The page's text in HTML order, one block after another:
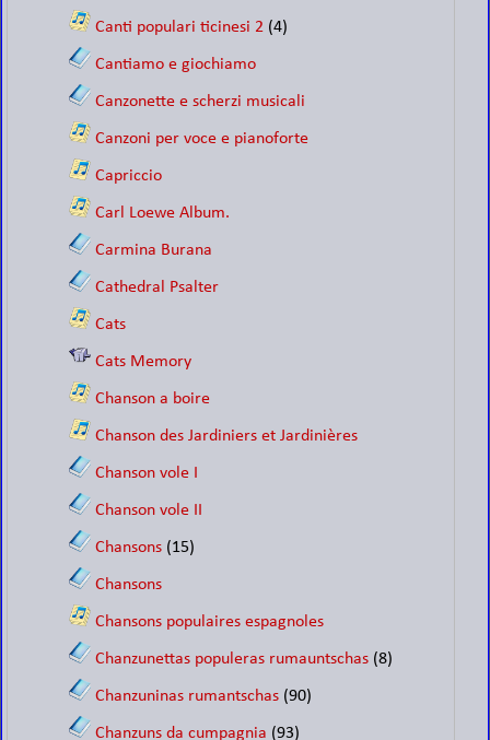
Canti populari ticinesi 2 (4)
Cantiamo e giochiamo
Canzonette e scherzi musicali
Canzoni per voce e pianoforte
Capriccio
Carl Loewe Album.
Carmina Burana
Cathedral Psalter
Cats
Cats Memory
Chanson a boire
Chanson des Jardiniers et Jardinières
Chanson vole I
Chanson vole II
Chansons (15)
Chansons
Chansons populaires espagnoles
Chanzunettas populeras rumauntschas (8)
Chanzuninas rumantschas (90)
Chanzuns da cumpagnia (93)